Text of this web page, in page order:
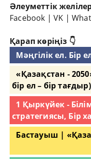
Әлеуметтік
Facebook |VK |
Қарап көріңіз 👇
Мәңгілік ел. Бір
«Қазақстан -
бір ел – бір тағдыр)
1 Қыркүйек -
стратегиясы, Бір
Бастауыш |